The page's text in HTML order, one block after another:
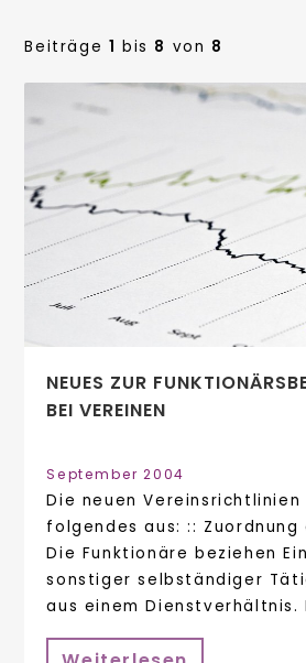
Beiträge 1 bis 8 von 8
NEUES ZUR
BEI VEREINEN
September 2004
Die neuen Vereinsrichtlinien
folgendes aus: :: Zuordnung
Die Funktionäre beziehen
sonstiger selbständiger
aus einem Dienstverhältnis.